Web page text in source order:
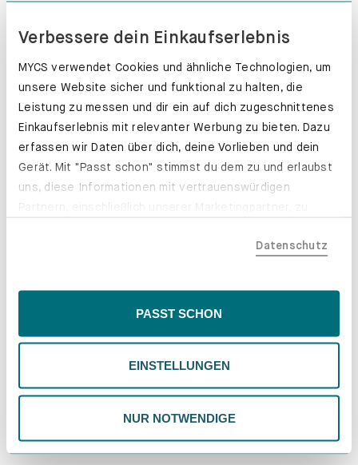
Verbessere dein Einkaufserlebnis
MYCS verwendet Cookies und ähnliche Technologien, um
unsere Website sicher und funktional zu halten, die
Leistung zu messen und dir ein auf dich zugeschnittenes
Einkaufserlebnis mit relevanter Werbung zu bieten. Dazu
erfassen wir Daten über dich, deine Vorlieben und dein
Gerät. Mit "Passt schon" stimmst du dem zu und erlaubst
uns, diese Informationen mit vertrauenswürdigen
der EU, beispielsweise in den USA, verarbeitet werden
Inhalte eingeschränkt sein könnten. Wähle
deiner Präferenzen. Du kannst deine Wahl jederzeit
ändern. Weitere Informationen findest du in unserer
Datenschutzrichtlinie.
Datenschutz
PASST SCHON
EINSTELLUNGEN
NUR NOTWENDIGE
Schubladenkästen. Stabil mit Stil.
Erfahre mehr